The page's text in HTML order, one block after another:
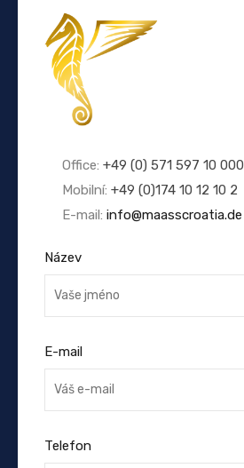
Office: +49 (0) 571 597 10 000
Mobilní: +49 (0)174 10 12 10 2
E-mail: info@maasscroatia.de
Název
E-mail
Telefon